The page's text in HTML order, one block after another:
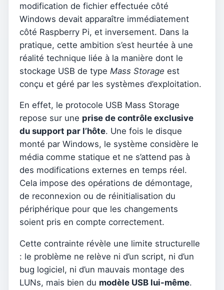
modification de fichier effectuée côté
Windows devait apparaître immédiatement
côté Raspberry Pi, et inversement. Dans la
pratique, cette ambition s’est heurtée à une
réalité technique liée à la manière dont le
stockage USB de type Mass Storage est
conçu et géré par les systèmes d’exploitation.
En effet, le protocole USB Mass Storage
repose sur une prise de contrôle exclusive
du support par l’hôte. Une fois le disque
monté par Windows, le système considère le
média comme statique et ne s’attend pas à
des modifications externes en temps réel.
Cela impose des opérations de démontage,
de reconnexion ou de réinitialisation du
périphérique pour que les changements
soient pris en compte correctement.
Cette contrainte révèle une limite structurelle
: le problème ne relève ni d’un script, ni d’un
bug logiciel, ni d’un mauvais montage des
LUNs, mais bien du modèle USB lui-même.